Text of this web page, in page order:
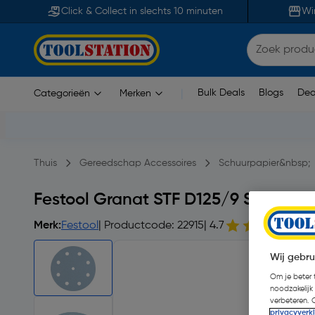
Click & Collect in slechts 10 minuten
Categorieën Merken Bulk Deals Blogs
Thuis Gereedschap Accessoires Schuurpapier&nbsp;
Festool Granat STF D125/9
Merk:Festool | Productcode: 22915 | 4.7
Wij
Om je beter
verbeteren.